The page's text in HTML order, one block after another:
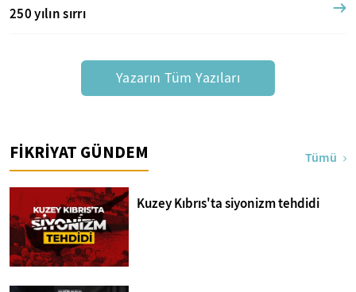
250 yılın sırrı
Yazarın Tüm Yazıları
FİKRİYAT GÜNDEM Tümü
Kuzey Kıbrıs'ta siyonizm tehdidi